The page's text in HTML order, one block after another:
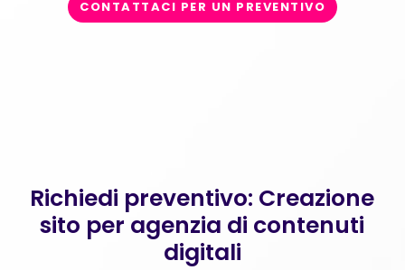
CONTATTACI PER UN PREVENTIVO
Richiedi preventivo: Creazione
sito per agenzia di contenuti
digitali